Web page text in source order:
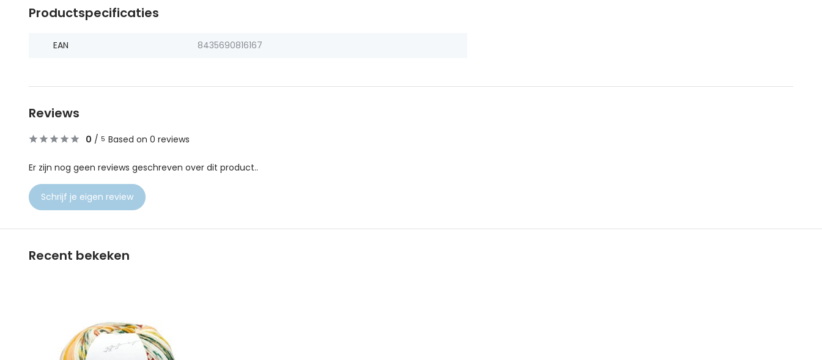
Productspecificaties
EAN 8435690816167
Reviews
0 / 5 Based on 0 reviews
Er zijn nog geen reviews geschreven over dit product..
Schrijf je eigen review
Recent bekeken